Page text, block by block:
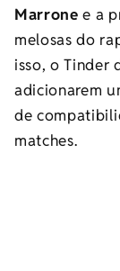
Marrone e a
melosas do
isso, o Tinder
adicionarem
de
matches.